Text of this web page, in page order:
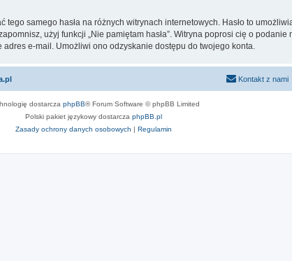
samego hasła na różnych witrynach internetowych. Hasło to
zapomnisz, użyj funkcji „Nie pamiętam hasła”. Witryna poprosi cię o
e-mail. Umożliwi ono odzyskanie dostępu do twojego konta.
Kontakt z nami
dostarcza phpBB® Forum Software © phpBB Limited
Polski pakiet językowy dostarcza phpBB.pl
Zasady ochrony danych osobowych | Regulamin